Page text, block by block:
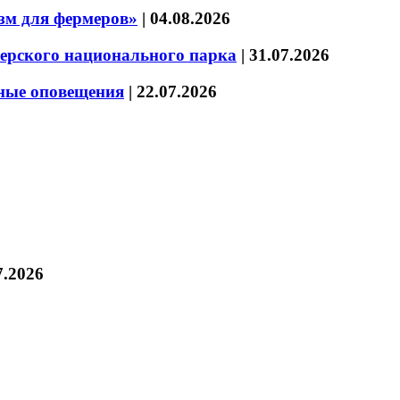
для фермеров» | 04.08.2026
национального парка | 31.07.2026
оповещения | 22.07.2026